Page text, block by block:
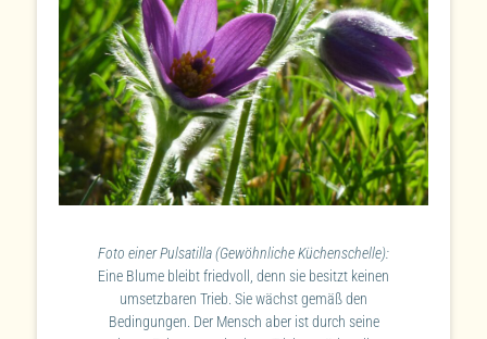
Foto einer Pulsatilla (Gewöhnliche Küchenschelle):
Eine Blume bleibt friedvoll, denn sie besitzt keinen
umsetzbaren Trieb. Sie wächst gemäß den
Bedingungen. Der Mensch aber ist durch seine